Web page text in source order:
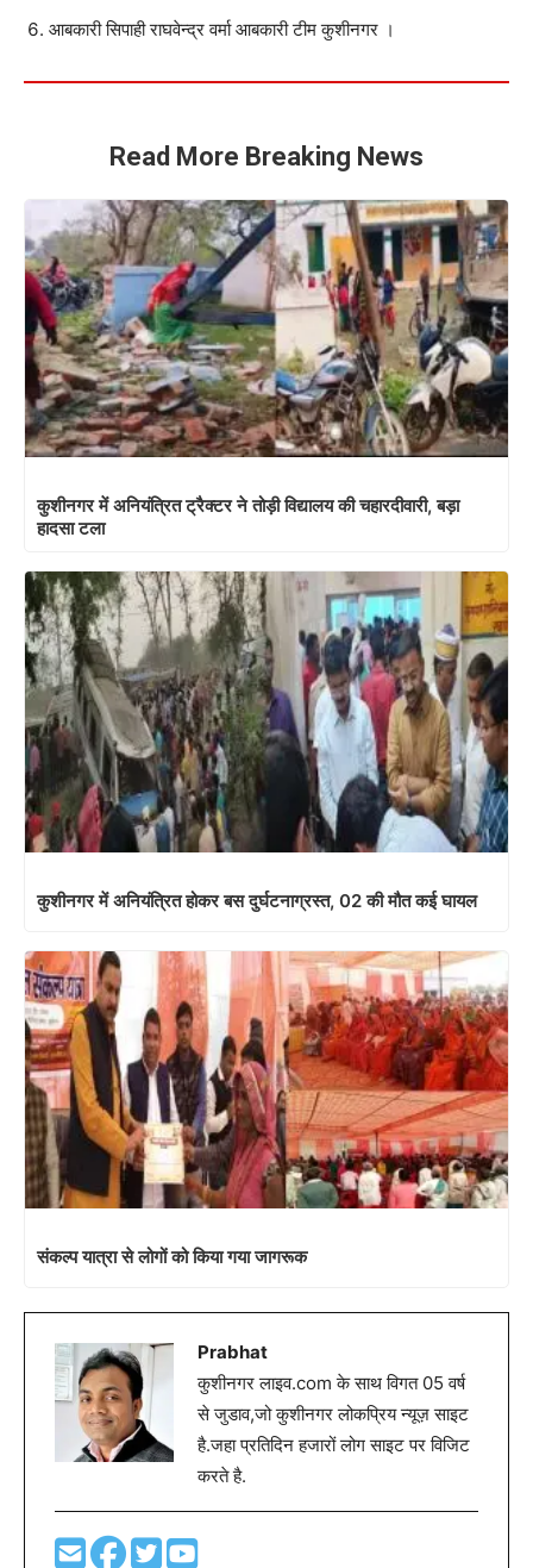
आबकारी सिपाही राघवेन्द्र वर्मा आबकारी टीम कुशीनगर ।
Read More Breaking News
कुशीनगर में अनियंत्रित ट्रैक्टर ने तोड़ी विद्यालय की चहारदीवारी, बड़ा
हादसा टला
कुशीनगर में अनियंत्रित होकर बस दुर्घटनाग्रस्त, 02 की मौत कई घायल
संकल्प यात्रा से लोगों को किया गया जागरूक
Prabhat
कुशीनगर लाइव.com के साथ विगत 05 वर्ष
से जुडाव,जो कुशीनगर लोकप्रिय न्यूज़ साइट
है.जहा प्रतिदिन हजारों लोग साइट पर विजिट
करते है.